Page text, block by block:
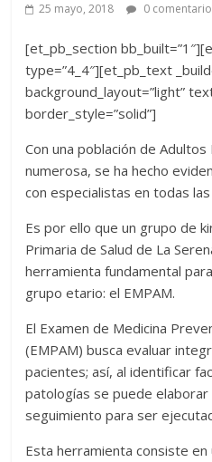
25 mayo, 2018 0
[et_pb_section
type=”4_4″][et_pb_text
background_layout=”light”
border_style=”solid”]
Con una población de
numerosa, se ha hecho
con especialistas en todas
Es por ello que un grupo de
Primaria de Salud de La
herramienta fundamental
grupo etario: el EMPAM.
El Examen de Medicina
(EMPAM) busca evaluar
pacientes; así, al identificar
patologías se puede elaborar
seguimiento para ser
Esta herramienta consiste